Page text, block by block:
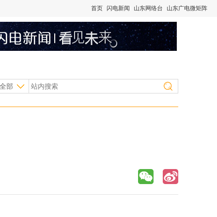
首页 闪电新闻 山东网络台 山东广电微矩阵
部